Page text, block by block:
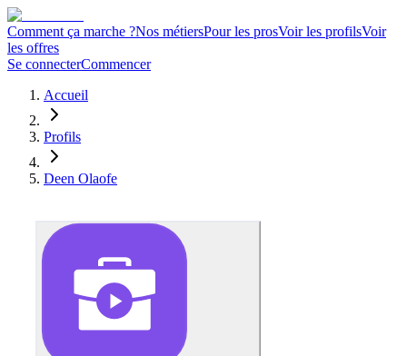
Comment ça marche ?Nos métiersPour les prosVoir les profilsVoir
les offres
Se connecterCommencer
Accueil
Profils
Deen Olaofe